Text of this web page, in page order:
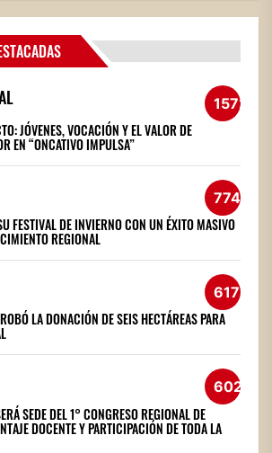
1572
JÓVENES, VOCACIÓN Y EL VALOR DE
EN “ONCATIVO IMPULSA”
774
FESTIVAL DE INVIERNO CON UN ÉXITO MASIVO
REGIONAL
617
LA DONACIÓN DE SEIS HECTÁREAS PARA
602
SEDE DEL 1° CONGRESO REGIONAL DE
DOCENTE Y PARTICIPACIÓN DE TODA LA